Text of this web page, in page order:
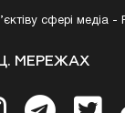
сфері медіа -
МЕРЕЖАХ